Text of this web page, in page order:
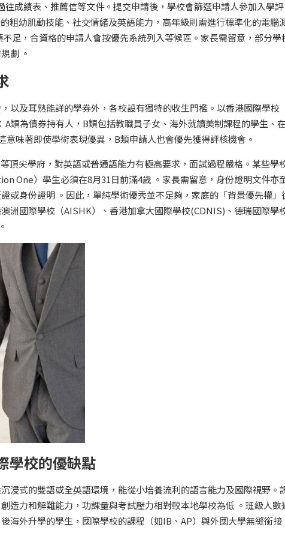
成績表、推薦信等文件。提交申請後，學校會篩選申請人參加入學評
粗幼肌動技能、社交情緒及英語能力，高年級則需進行標準化的電腦
足，合資格的申請人會按優先系統列入等候區。家長需留意，部分學
劃 。
以及耳熟能詳的學券外，各校設有獨特的收生門檻。以香港國際學校
A類為債券持有人，B類包括教職員子女、海外就讀美制課程的學生、
味著即使學術表現優異，B類申請人也會優先獲得評核機會。
頂尖學府，對英語或普通語能力有極高要求，面試過程嚴格。某些學
One）學生必須在8月31日前滿4歲 。家長需留意，身份證明文件亦
或身份證明 。因此，單純學術優秀並不足夠，家庭的「背景優先權」
洲國際學校（AISHK）、香港加拿大國際學校(CDNIS)、德瑞國際學
學校的優缺點
浸式的雙語或全英語環境，能從小培養流利的語言能力及國際視野。
造力和解難能力，功課量與考試壓力相對較本地學校為低 。班級人數
海外升學的學生，國際學校的課程（如IB、AP）與外國大學無縫銜接